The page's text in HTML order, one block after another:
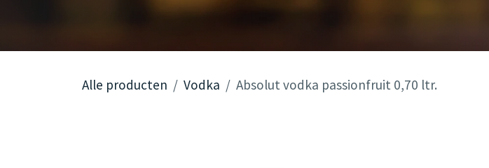
Alle producten Vodka Absolut vodka passionfruit 0,70 ltr.